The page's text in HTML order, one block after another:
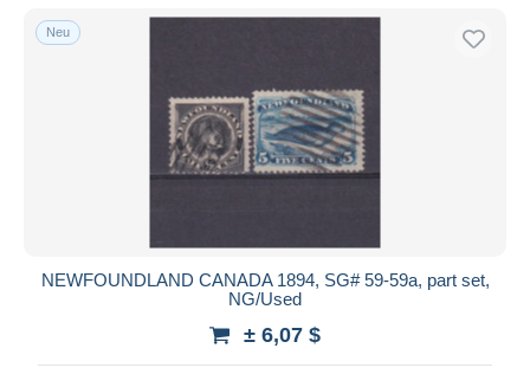
Neu
NEWFOUNDLAND CANADA 1894, SG# 59-59a, part set,
NG/Used
± 6,07 $